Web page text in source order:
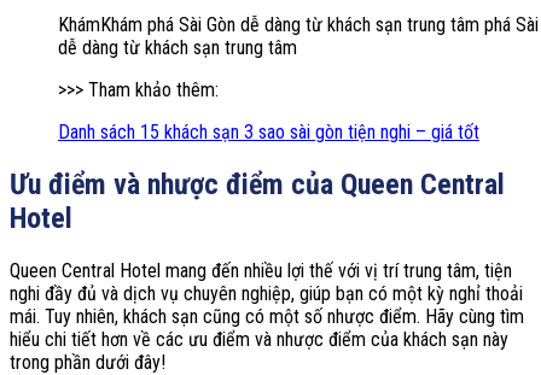
KhámKhám phá Sài Gòn dễ dàng từ khách sạn trung tâm phá
dễ dàng từ khách sạn trung tâm
>>> Tham khảo thêm:
Danh sách 15 khách sạn 3 sao sài gòn tiện nghi – giá tốt
Ưu điểm và nhược điểm của Queen Central
Hotel
Queen Central Hotel mang đến nhiều lợi thế với vị trí trung tâm, tiện
nghi đầy đủ và dịch vụ chuyên nghiệp, giúp bạn có một kỳ nghỉ thoải
mái. Tuy nhiên, khách sạn cũng có một số nhược điểm. Hãy cùng tìm
hiểu chi tiết hơn về các ưu điểm và nhược điểm của khách sạn này
trong phần dưới đây!